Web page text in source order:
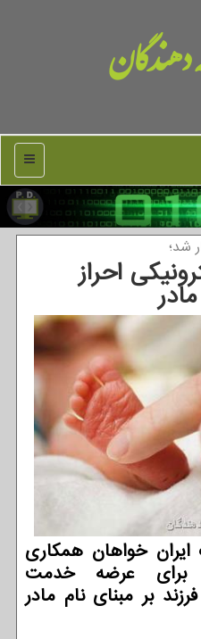
منو
شد؛
احراز
ایران خواهان همکاری
برای عرضه خدمت
بر مبنای نام مادر